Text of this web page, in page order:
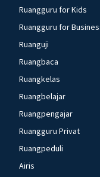
Ruangguru for Kids
Ruangguru for
Ruanguji
Ruangbaca
Ruangkelas
Ruangbelajar
Ruangpengajar
Ruangguru Privat
Ruangpeduli
Airis